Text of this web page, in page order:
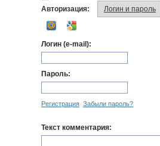
Авторизация: Логин и пароль
Логин (e-mail):
Пароль:
Регистрация Забыли пароль?
Текст комментария: